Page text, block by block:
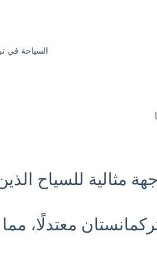
السياحة في
مثالية للسياح
معتدلًا،